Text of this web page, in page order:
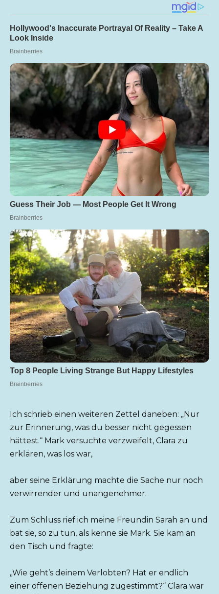
Ich schrieb einen weiteren Zettel daneben: „Nur
zur Erinnerung, was du besser nicht gegessen
hättest.“ Mark versuchte verzweifelt, Clara zu
erklären, was los war,
aber seine Erklärung machte die Sache nur noch
verwirrender und unangenehmer.
Zum Schluss rief ich meine Freundin Sarah an und
bat sie, so zu tun, als kenne sie Mark. Sie kam an
den Tisch und fragte:
„Wie geht’s deinem Verlobten? Hat er endlich
einer offenen Beziehung zugestimmt?“ Clara war